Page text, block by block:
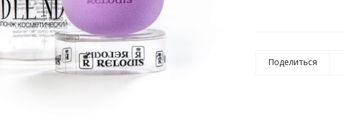
Поделиться